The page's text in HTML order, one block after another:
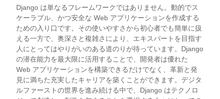
Django は単なるフレームワークではありません。動的でス
ケーラブル、かつ安全な Web アプリケーションを作成する
ための入り口です。その使いやすさから初心者でも簡単に扱
える一方で、奥深さと複雑さにより、エキスパートを目指す
人にとってはやりがいのある道のりが待っています。Django
の潜在能力を最大限に活用することで、開発者は優れた
Web アプリケーションを構築できるだけでなく、革新と発
見に満ちた充実したキャリアを築くことができます。デジタ
ルファーストの世界を進み続ける中で、Django はテクノロ